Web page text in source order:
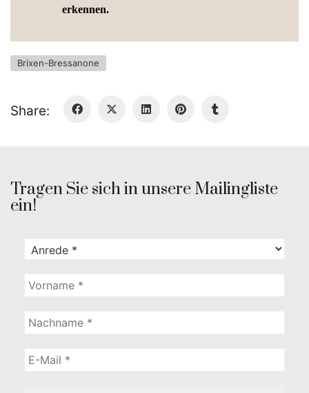
erkennen.
Brixen-Bressanone
Share:
Tragen Sie sich in unsere Mailingliste
ein!